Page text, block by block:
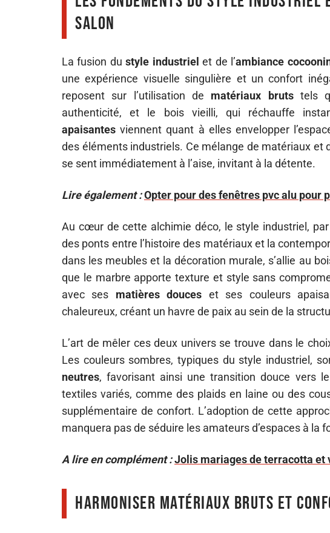
salon
La fusion dustyle industriel et de l’ambiance
une expérience visuelle singulière et un confort
reposent sur l’utilisation de matériaux brutstels
authenticité, et le bois vieilli, qui réchauffe
apaisantes viennent quant à elles envelopper
des éléments industriels. Ce mélange de matériaux et
se sent immédiatement à l’aise, invitant à la détente.
Lire également :Opter pour des fenêtres pvc alu pour
Au cœur de cette alchimie déco, le style industriel,
des ponts entre l’histoire des matériaux et la
dans les meubles et la décoration murale, s’allie au
que le marbre apporte texture et style sans
avec ses matières douces et ses couleurs
chaleureux, créant un havre de paix au sein de la
L’art de mêler ces deux univers se trouve dans le
Les couleurs sombres, typiques du style industriel,
neutres, favorisant ainsi une transition douce vers
textiles variés, comme des plaids en laine ou des
supplémentaire de confort. L’adoption de cette
manquera pas de séduire les amateurs d’espaces à la
A lire en complément :Jolis mariages de terracotta et
Harmoniser matériaux bruts et